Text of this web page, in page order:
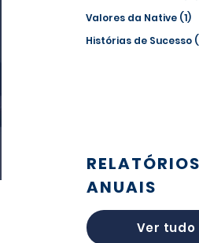
Valores da Native (1)
Histórias de Sucesso
RELATÓRIOS
ANUAIS
Ver tudo